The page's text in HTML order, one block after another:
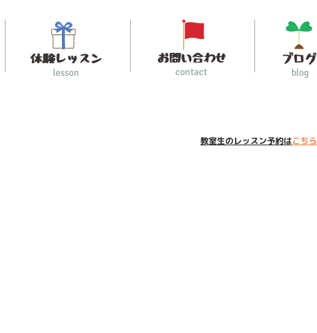
lesson contact blog
教室生のレッスン予約はこちら